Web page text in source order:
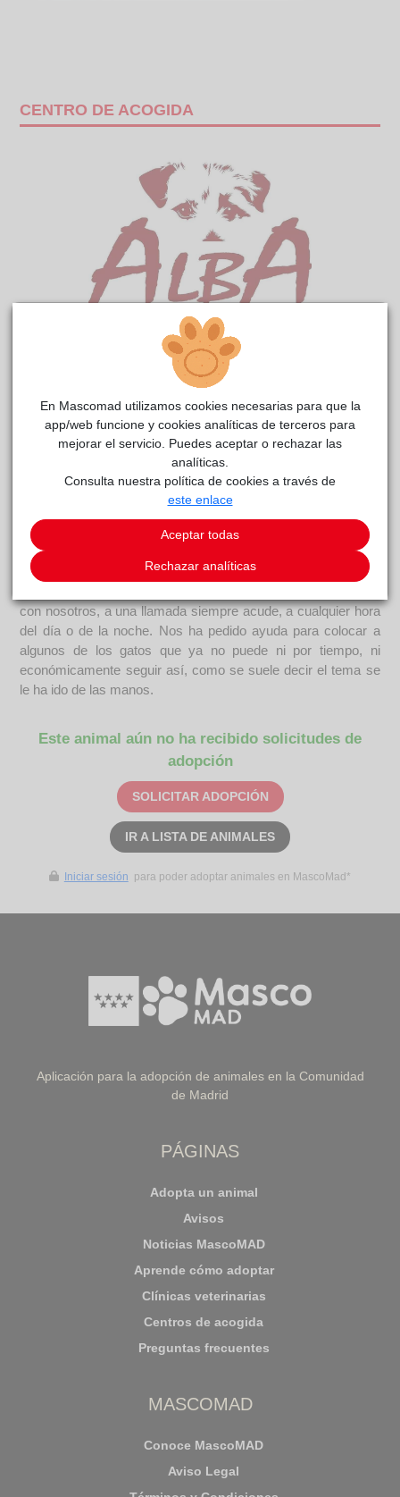
CENTRO DE ACOGIDA
reside actualmente en el centro de acogida
ALBA.
COMENTARIOS
Nuestro amigo y colaborador Juan, a causa de su buen
en su casa a demasiados animales. Él es capaz de subir a
árboles, tejados, puentes y bajar a pozos, alcantarillas,
sótanos tapiados y demás lugares imposibles, que ni los
con nosotros, a una llamada siempre acude, a cualquier hora
del día o de la noche. Nos ha pedido ayuda para colocar a
algunos de los gatos que ya no puede ni por tiempo, ni
económicamente seguir así, como se suele decir el tema se
le ha ido de las manos.
Este animal aún no ha recibido solicitudes de
adopción
SOLICITAR ADOPCIÓN
IR A LISTA DE ANIMALES
Iniciar sesión para poder adoptar animales en MascoMad*
Aplicación para la adopción de animales en la Comunidad
de Madrid
PÁGINAS
Adopta un animal
Avisos
Noticias MascoMAD
Aprende cómo adoptar
Clínicas veterinarias
Centros de acogida
Preguntas frecuentes
MASCOMAD
Conoce MascoMAD
Aviso Legal
En Mascomad utilizamos cookies necesarias para que la
app/web funcione y cookies analíticas de terceros para
mejorar el servicio. Puedes aceptar o rechazar las
analíticas.
Consulta nuestra política de cookies a través de
este enlace
Aceptar todas
Rechazar analíticas